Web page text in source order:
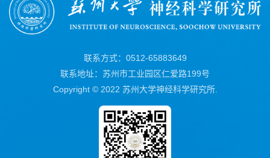
联系方式：0512-65883649
联系地址：苏州市工业园区仁爱路199号
Copyright © 2022 苏州大学神经科学研究所.